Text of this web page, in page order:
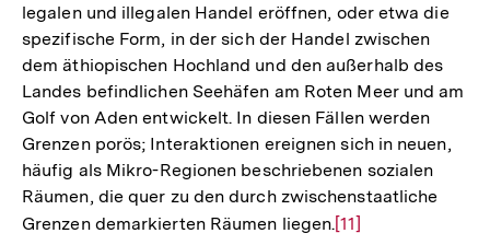
legalen und illegalen Handel eröffnen, oder etwa die
spezifische Form, in der sich der Handel zwischen
dem äthiopischen Hochland und den außerhalb des
Landes befindlichen Seehäfen am Roten Meer und am
Golf von Aden entwickelt. In diesen Fällen werden
Grenzen porös; Interaktionen ereignen sich in neuen,
häufig als Mikro-Regionen beschriebenen sozialen
Räumen, die quer zu den durch zwischenstaatliche
Grenzen demarkierten Räumen liegen.Zur
[11]